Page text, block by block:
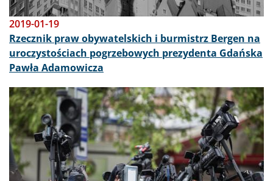
2019-01-19
Rzecznik praw obywatelskich i burmistrz Bergen na
uroczystościach pogrzebowych prezydenta Gdańska
Pawła Adamowicza
Obraz